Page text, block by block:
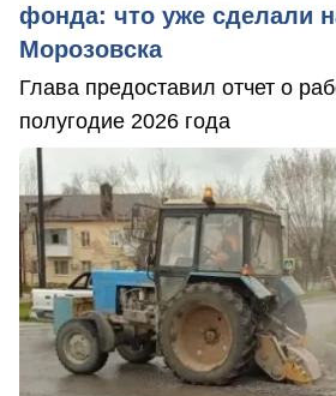
фонда: что уже сделали
Морозовска
Глава предоставил отчет о
полугодие 2026 года